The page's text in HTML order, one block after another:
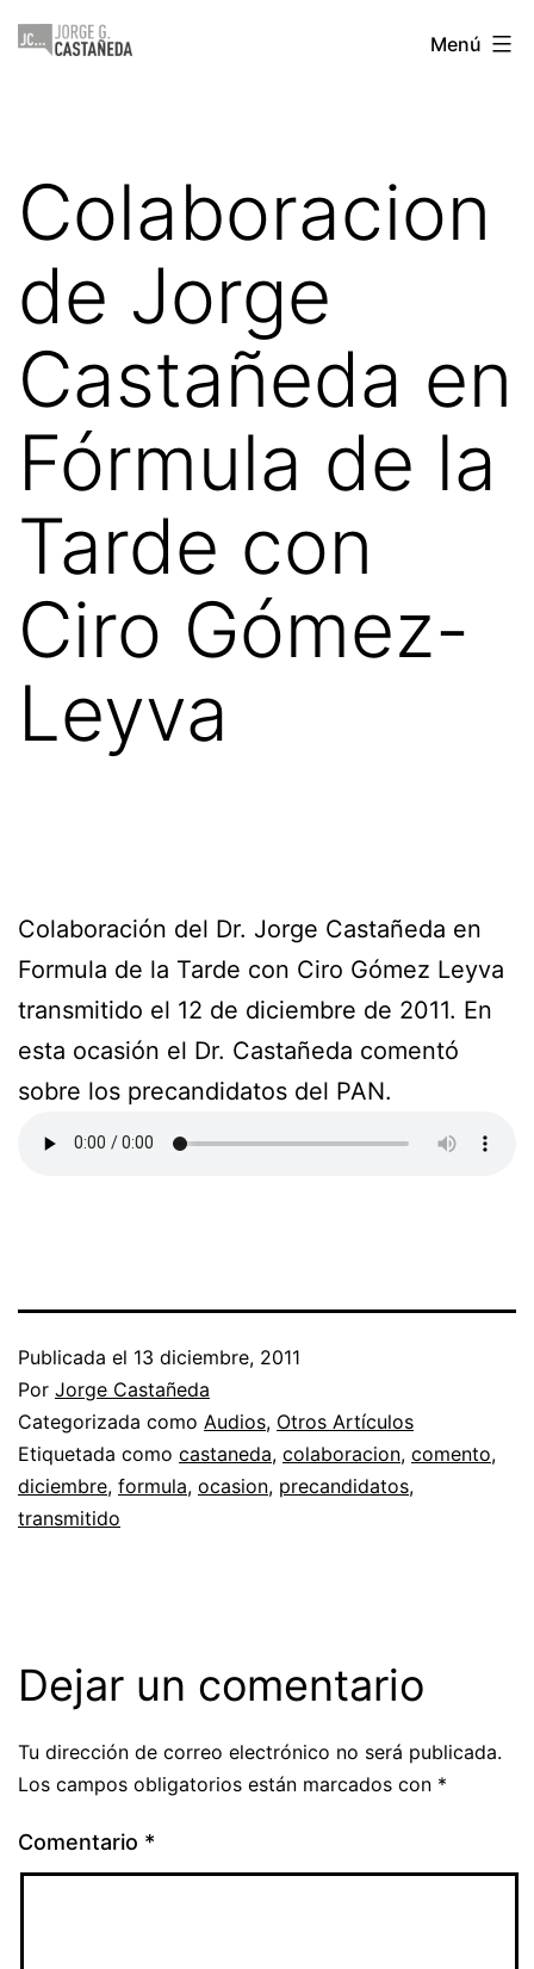
Saltar
Jorge
Menú
Colaboracion
de Jorge
Castañeda en
Fórmula de la
Tarde con
Ciro Gómez-
Leyva
Colaboración del Dr. Jorge Castañeda en
Formula de la Tarde con Ciro Gómez Leyva
transmitido el 12 de diciembre de 2011. En
esta ocasión el Dr. Castañeda comentó
sobre los precandidatos del PAN.
Publicada el 13 diciembre, 2011
Por Jorge Castañeda
Categorizada como Audios, Otros Artículos
Etiquetada como castaneda, colaboracion, comento,
diciembre, formula, ocasion, precandidatos,
transmitido
Dejar un comentario
Tu dirección de correo electrónico no será publicada.
Los campos obligatorios están marcados con *
Comentario *